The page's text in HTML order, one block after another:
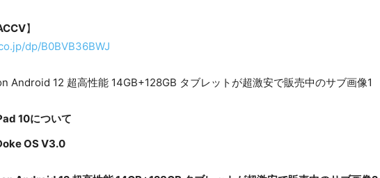
】
dp/B0BVB36BWJ
10について
OS V3.0